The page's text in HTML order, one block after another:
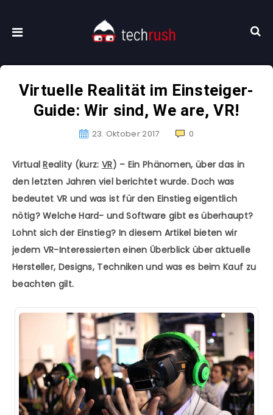
Virtuelle Realität im Einsteiger-
Guide: Wir sind, We are, VR!
23. Oktober 2017 0
VirtualReality (kurz: VR) – Ein Phänomen, über das in
den letzten Jahren viel berichtet wurde. Doch was
bedeutet VR und was ist für den Einstieg eigentlich
nötig? Welche Hard- und Software gibt es überhaupt?
Lohnt sich der Einstieg? In diesem Artikel bieten wir
jedem VR-Interessierten einen Überblick über aktuelle
Hersteller, Designs, Techniken und was es beim Kauf zu
beachten gilt.